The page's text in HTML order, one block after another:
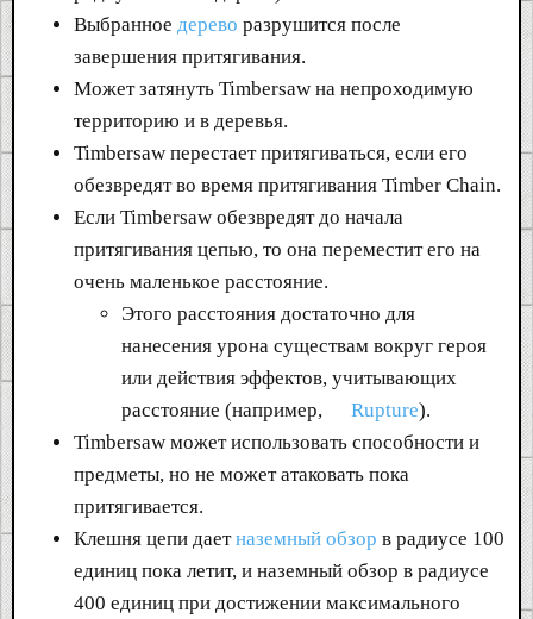
Выбранное дерево разрушится после
завершения притягивания.
Может затянуть Timbersaw на непроходимую
территорию и в деревья.
Timbersaw перестает притягиваться, если его
обезвредят во время притягивания Timber Chain.
Если Timbersaw обезвредят до начала
притягивания цепью, то она переместит его на
очень маленькое расстояние.
Этого расстояния достаточно для
нанесения урона существам вокруг героя
или действия эффектов, учитывающих
расстояние (например,
Rupture).
Timbersaw может использовать способности и
предметы, но не может атаковать пока
притягивается.
Клешня цепи даетназемный обзор в радиусе 100
единиц пока летит, и наземный обзор в радиусе
400 единиц при достижении максимального